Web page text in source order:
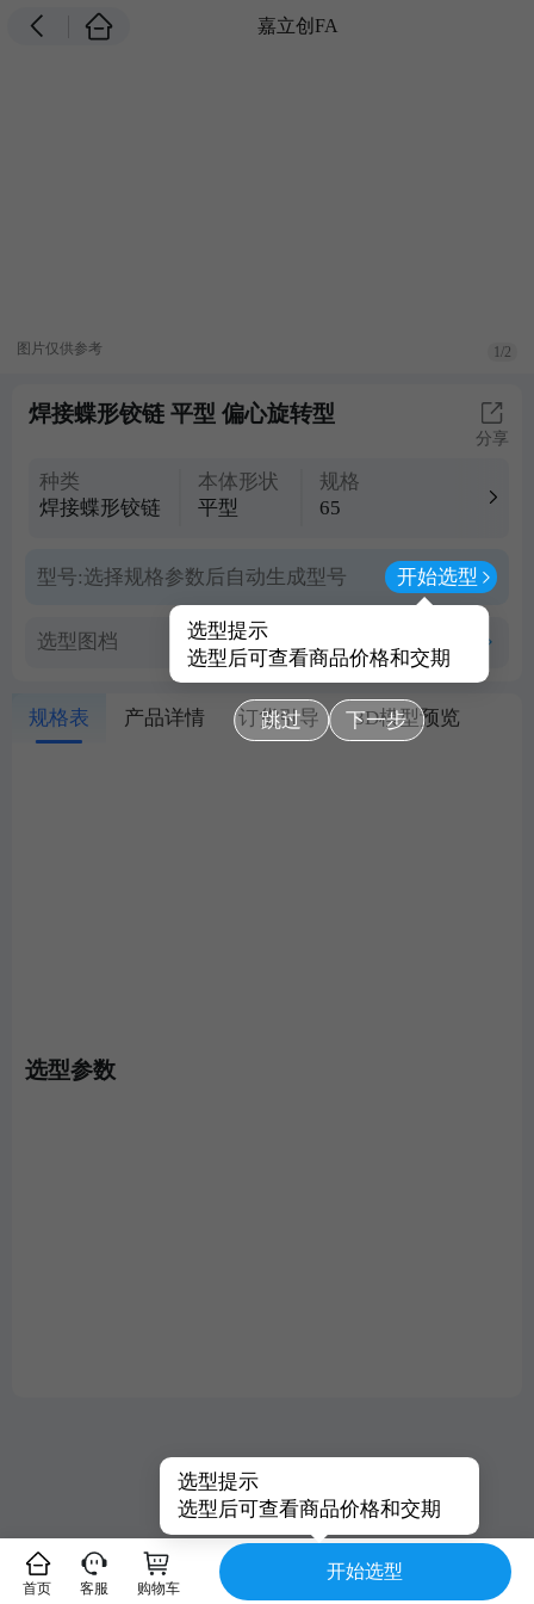
嘉立创FA
图片仅供参考 1/2
焊接蝶形铰链 平型 偏心旋转型
分享
种类
焊接蝶形铰链
本体形状
平型
规格
65
型号:选择规格参数后自动生成型号 开始选型
选型提示
选型后可查看商品价格和交期
跳过 下一步
选型图档 查看PDF图档
规格表 产品详情 订货引导 3D模型预览
选型参数
首页 客服 购物车
选型提示
选型后可查看商品价格和交期
开始选型